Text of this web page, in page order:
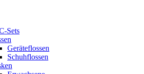
Sets
Geräteflossen
Schuhflossen